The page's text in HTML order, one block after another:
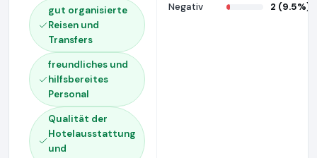
gut organisierte
Reisen und
Transfers
freundliches und
hilfsbereites
Personal
Qualität der
Hotelausstattung
und
Negativ
2 (9.5%)